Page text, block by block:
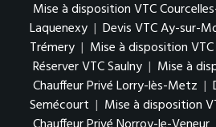
Mise à disposition VTC
Laquenexy | Devis VTC Ay-sur-
Trémery | Mise à disposition
Réserver VTC Saulny | Mise à
Chauffeur Privé Lorry-lès-Metz |
Semécourt | Mise à disposition